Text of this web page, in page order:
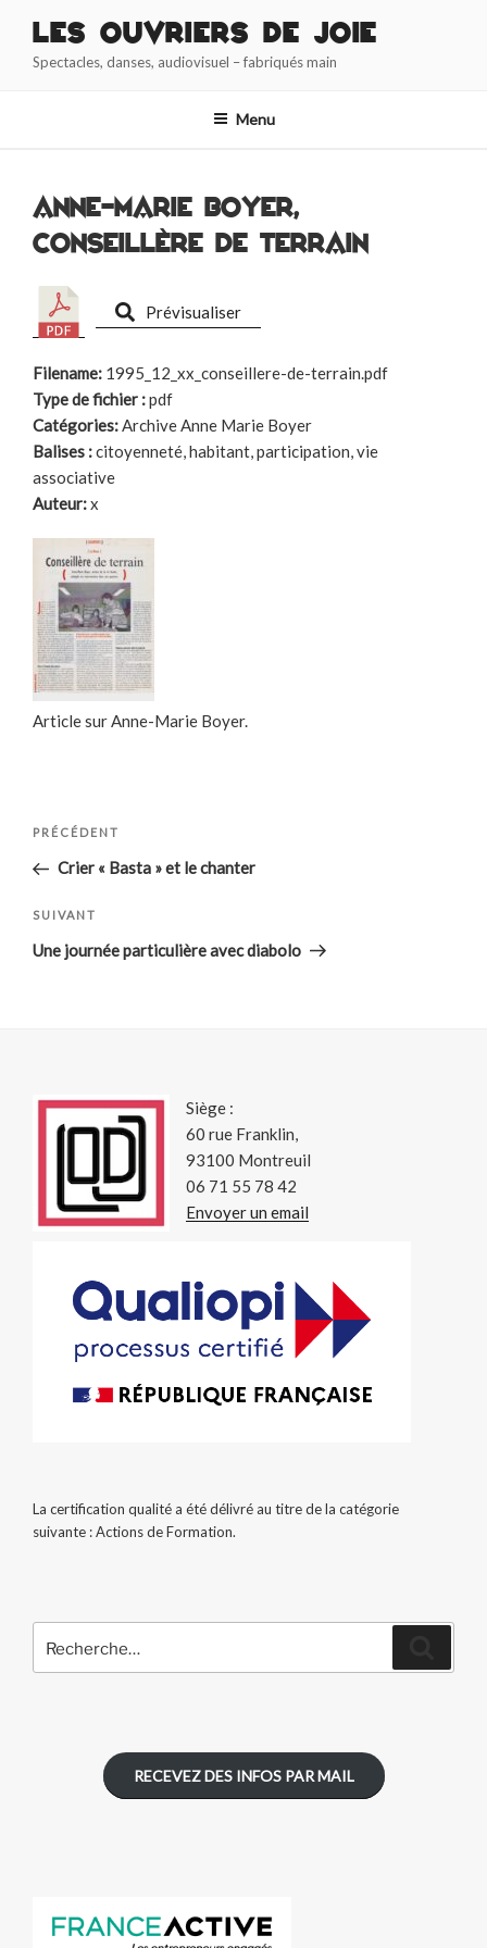
contenu
Les Ouvriers de Joie
Spectacles, danses, audiovisuel – fabriqués main
Menu
Anne-Marie Boyer,
conseillère de terrain
Article sur Anne-Marie Boyer.
Prévisualiser
Filename: 1995_12_xx_conseillere-de-terrain.pdf
Type de fichier :pdf
Catégories: Archive Anne Marie Boyer
Balises :citoyenneté, habitant, participation, vie
associative
Auteur:x
Navigation
l’article
Article
précédent
PRÉCÉDENT
Crier « Basta » et le chanter
Article
suivant
SUIVANT
Une journée particulière avec diabolo
Siège :
60 rue Franklin,
93100 Montreuil
06 71 55 78 42
Envoyer un email
La certification qualité a été délivré au titre de la catégorie
suivante : Actions de Formation.
pour
RECEVEZ DES INFOS PAR MAIL